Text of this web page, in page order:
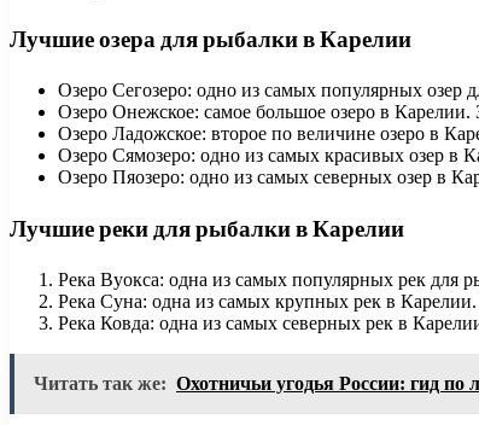
Лучшие озера для рыбалки в Карелии
Озеро Сегозеро: одно из самых популярных озер
Озеро Онежское: самое большое озеро в Карелии.
Озеро Ладожское: второе по величине озеро в
Озеро Сямозеро: одно из самых красивых озер в
Озеро Пяозеро: одно из самых северных озер в
Лучшие реки для рыбалки в Карелии
Река Вуокса: одна из самых популярных рек для
Река Суна: одна из самых крупных рек в Карелии.
Река Ковда: одна из самых северных рек в
Читать так же: Охотничьи угодья России: гид